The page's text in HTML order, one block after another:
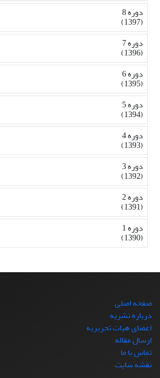
دوره 8
(1397)
دوره 7
(1396)
دوره 6
(1395)
دوره 5
(1394)
دوره 4
(1393)
دوره 3
(1392)
دوره 2
(1391)
دوره 1
(1390)
صفحه اصلی
درباره نشریه
اعضای هیات تحریریه
ارسال مقاله
تماس با ما
نقشه سایت